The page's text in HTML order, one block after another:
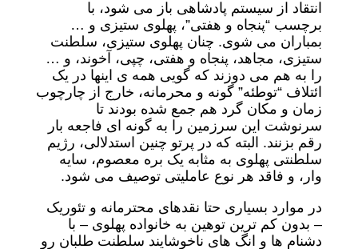
انتقاد از سیستم پادشاهی باز می شود، با
برچسب “پنجاه و هفتی”، پهلوی ستیزی و …
بمباران می شوی. چنان پهلوی ستیزی، سلطنت
ستیزی، مجاهد، پنجاه و هفتی، چپی، آخوند، و …
را به هم می دوزند که گویی همه ی اینها در یک
ائتلاف “توطئه” گونه و محرمانه، خارج از چارچوب
زمان و مکان گرد هم جمع شده بودند تا
سرنوشت این سرزمین را به گونه ای فاجعه بار
رقم بزنند. البته که در پرتو چنین استدلالی، رژیم
سلطنتی پهلوی به مثابه یک بره معصوم، سایه
وار، و فاقد هر نوع عاملیتی توصیف می شود.
در موارد بسیاری حتا نقدهای محترمانه و تئوریک
– بدون کم ترین توهین به خانواده پهلوی – با
دشنام ها و انگ های ناخوشایند سلطنت طلبان رو